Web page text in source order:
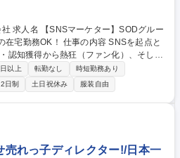
ルー
の内容 SNSを起点と
認知獲得から熱狂（ファン化）、そして
で設計・運用いただくポジションとなり
： S
向性提案、チームでのブレスト ■運用実
等）の投稿、ユーザーへのリプライ・リ
知からマネタイズ（ファンクラブ入会や
マーケター】S
2～3日の在宅勤務OK！
以上 転勤なし
時短勤務あり
日制 土日祝休み 服装自由
売れっ子ディレクター!/日本一